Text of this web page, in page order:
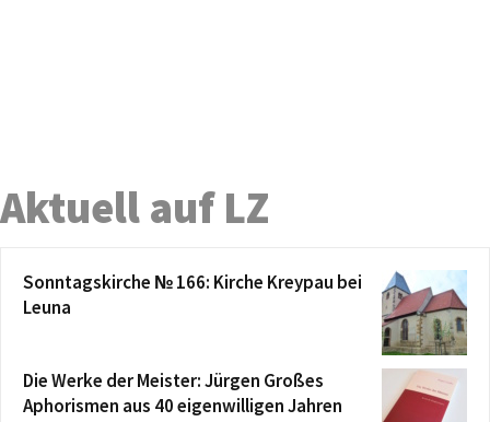
Aktuell auf LZ
Sonntagskirche № 166: Kirche Kreypau bei
Leuna
Die Werke der Meister: Jürgen Großes
Aphorismen aus 40 eigenwilligen Jahren